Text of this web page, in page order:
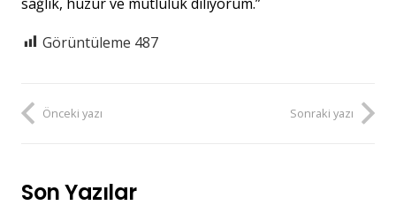
Görüntüleme 487
Önceki yazı Sonraki yazı
Son Yazılar